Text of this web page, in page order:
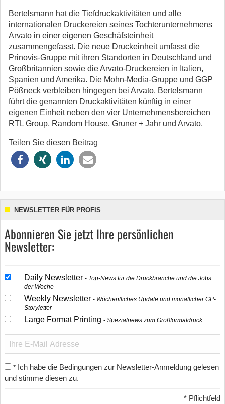
Bertelsmann hat die Tiefdruckaktivitäten und alle
internationalen Druckereien seines Tochterunternehmens
Arvato in einer eigenen Geschäfsteinheit
zusammengefasst. Die neue Druckeinheit umfasst die
Prinovis-Gruppe mit ihren Standorten in Deutschland und
Großbritannien sowie die Arvato-Druckereien in Italien,
Spanien und Amerika. Die Mohn-Media-Gruppe und GGP
Pößneck verbleiben hingegen bei Arvato. Bertelsmann
führt die genannten Druckaktivitäten künftig in einer
eigenen Einheit neben den vier Unternehmensbereichen
RTL Group, Random House, Gruner + Jahr und Arvato.
Teilen Sie diesen Beitrag
NEWSLETTER FÜR PROFIS
Abonnieren Sie jetzt Ihre persönlichen
Newsletter:
Daily Newsletter
Top-News für die Druckbranche und die Jobs
der Woche
Weekly Newsletter
Wöchentliches Update und monatlicher GP-
Storyletter
Large Format Printing Spezialnews zum Großformatdruck
* Ich habe die Bedingungen zur Newsletter-Anmeldung gelesen
und stimme diesen zu.
* Pflichtfeld